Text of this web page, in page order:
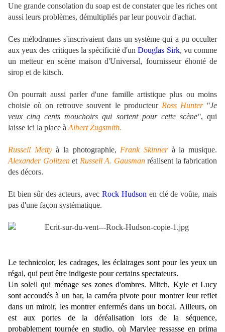
Une grande consolation du soap est de constater que les riches ont
aussi leurs problèmes, démultipliés par leur pouvoir d'achat.
Ces mélodrames s'inscrivaient dans un système qui a pu occulter
aux yeux des critiques la spécificité d'un Douglas Sirk, vu comme
un metteur en scène maison d'Universal, fournisseur éhonté de
sirop et de kitsch.
On pourrait aussi parler d'une famille artistique plus ou moins
choisie où on retrouve souvent le producteur Ross Hunter "Je
veux cinq cents mouchoirs qui sortent pour cette scène", qui
laisse ici la place à Albert Zugsmith.
Russell Mettyà la photographie, Frank Skinnerà la musique.
Alexander Golitzenet Russell A. Gausmanréalisent la fabrication
des décors.
Et bien sûr des acteurs, avec Rock Hudson en clé de voûte, mais
pas d'une façon systématique.
Le technicolor, les cadrages, les éclairages sont pour les yeux un
régal, qui peut être indigeste pour certains spectateurs.
Un soleil qui ménage ses zones d'ombres. Mitch, Kyle et Lucy
sont accoudés à un bar, la caméra pivote pour montrer leur reflet
dans un miroir, les montrer enfermés dans un bocal. Ailleurs, on
est aux portes de la déréalisation lors de la séquence,
probablement tournée en studio, où Marylee ressasse en prima